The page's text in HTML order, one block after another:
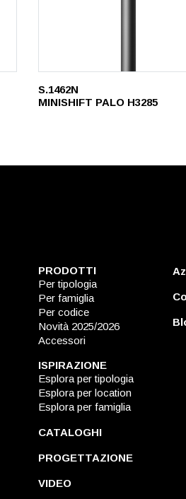
S.1462N
MINISHIFT PALO H3285
PRODOTTI
Per tipologia
Per famiglia
Per codice
Novità 2025/2026
Accessori
ISPIRAZIONE
Esplora per tipologia
Esplora per location
Esplora per famiglia
CATALOGHI
PROGETTAZIONE
VIDEO